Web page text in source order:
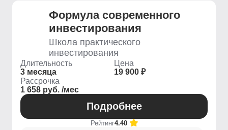
Формула современного
инвестирования
Школа практического
инвестирования
Длительность
3 месяца
Цена
19 900 ₽
Рассрочка
1 658 руб. /мес
Подробнее
Рейтинг4.40